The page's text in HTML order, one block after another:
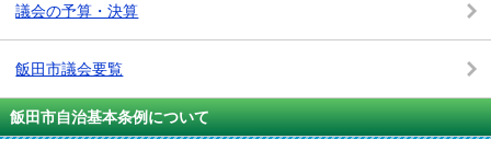
議会の予算・決算
飯田市議会要覧
飯田市自治基本条例について